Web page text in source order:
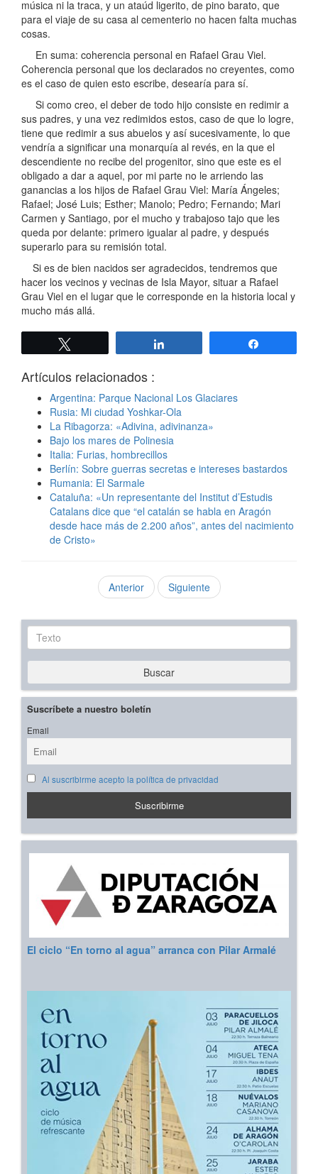
música ni la traca, y un ataúd ligerito, de pino barato, que
para el viaje de su casa al cementerio no hacen falta muchas
cosas.
En suma: coherencia personal en Rafael Grau Viel.
Coherencia personal que los declarados no creyentes, como
es el caso de quien esto escribe, desearía para sí.
Si como creo, el deber de todo hijo consiste en redimir a
sus padres, y una vez redimidos estos, caso de que lo logre,
tiene que redimir a sus abuelos y así sucesivamente, lo que
vendría a significar una monarquía al revés, en la que el
descendiente no recibe del progenitor, sino que este es el
obligado a dar a aquel, por mi parte no le arriendo las
ganancias a los hijos de Rafael Grau Viel: María Ángeles;
Rafael; José Luis; Esther; Manolo; Pedro; Fernando; Mari
Carmen y Santiago, por el mucho y trabajoso tajo que les
queda por delante: primero igualar al padre, y después
superarlo para su remisión total.
Si es de bien nacidos ser agradecidos, tendremos que
hacer los vecinos y vecinas de Isla Mayor, situar a Rafael
Grau Viel en el lugar que le corresponde en la historia local y
mucho más allá.
Artículos relacionados :
Argentina: Parque Nacional Los Glaciares
Rusia: Mi ciudad Yoshkar-Ola
La Ribagorza: «Adivina, adivinanza»
Bajo los mares de Polinesia
Italia: Furias, hombrecillos
Berlín: Sobre guerras secretas e intereses bastardos
Rumania: El Sarmale
Cataluña: «Un representante del Institut d’Estudis
Catalans dice que “el catalán se habla en Aragón
desde hace más de 2.200 años”, antes del nacimiento
de Cristo»
Anterior Siguiente
Texto
Buscar
Suscríbete a nuestro boletín
Email
Al suscribirme acepto la política de privacidad
El ciclo “En torno al agua” arranca con Pilar Armalé